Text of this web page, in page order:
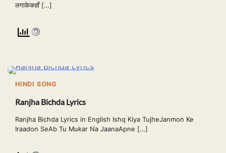
लगाकेकहाँ […]
HINDI SONG
Ranjha Bichda Lyrics
Ranjha Bichda Lyrics in English Ishq Kiya TujheJanmon Ke
Iraadon SeAb Tu Mukar Na JaanaApne […]